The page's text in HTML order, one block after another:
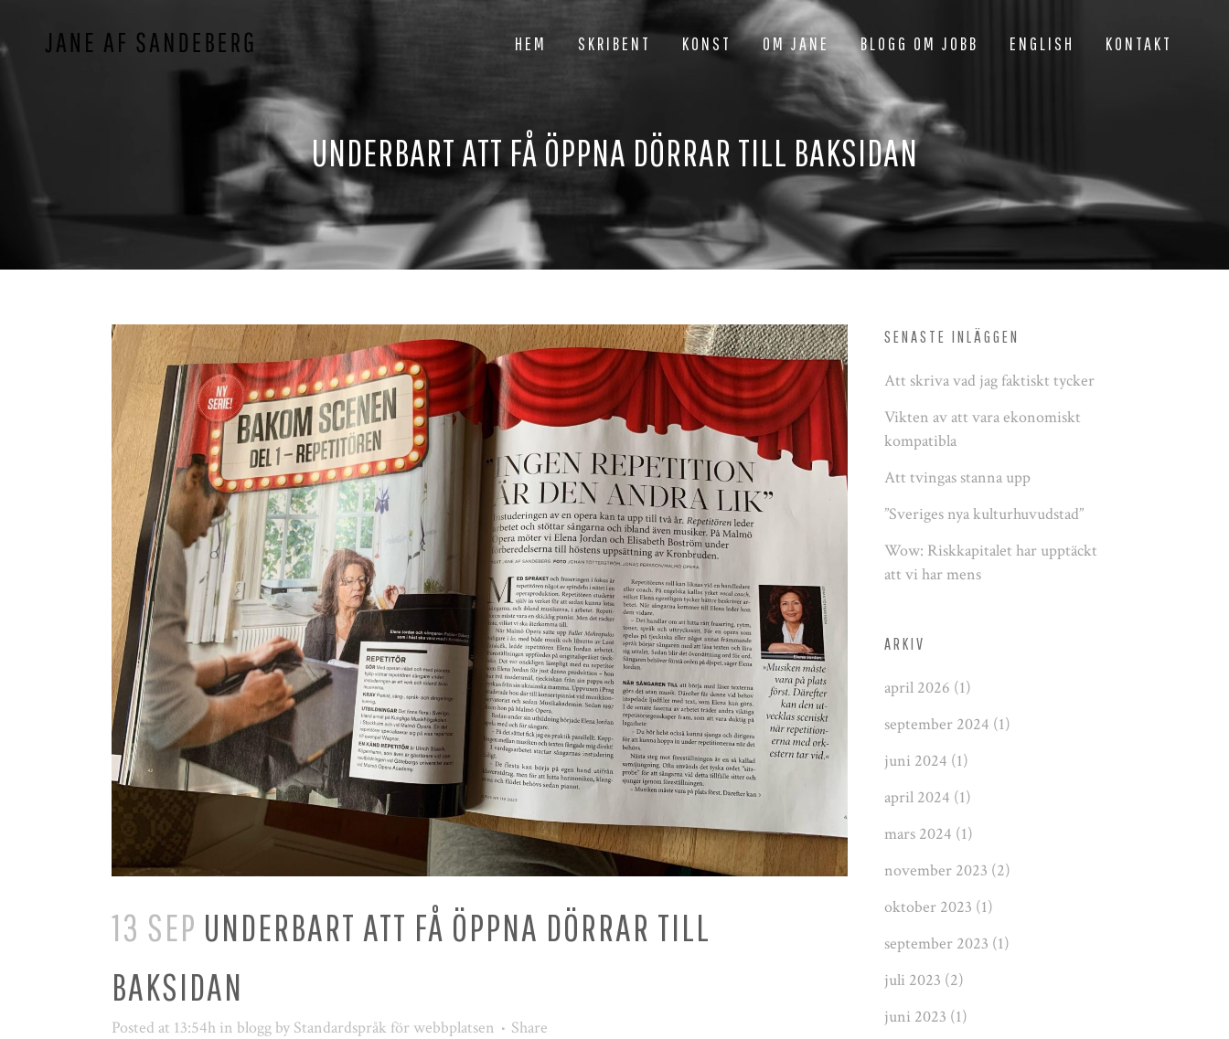
HEM SKRIBENT KONST OM JANE BLOGG OM JOBB ENGLISH KONTAKT
UNDERBART ATT FÅ ÖPPNA DÖRRAR TILL BAKSIDAN
13 SEP UNDERBART ATT FÅ ÖPPNA DÖRRAR TILL
BAKSIDAN
Posted at 13:54h in bloggby Standardspråk för webbplatsen Share
SENASTE INLÄGGEN
Att skriva vad jag faktiskt tycker
Vikten av att vara ekonomiskt
kompatibla
Att tvingas stanna upp
”Sveriges nya kulturhuvudstad”
Wow: Riskkapitalet har upptäckt
att vi har mens
ARKIV
april 2026 (1)
september 2024 (1)
juni 2024 (1)
april 2024 (1)
mars 2024 (1)
november 2023 (2)
oktober 2023 (1)
september 2023 (1)
juli 2023 (2)
juni 2023 (1)